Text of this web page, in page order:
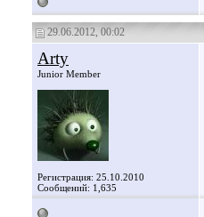
29.06.2012, 00:02
Arty
Junior Member
Регистрация: 25.10.2010
Сообщений: 1,635